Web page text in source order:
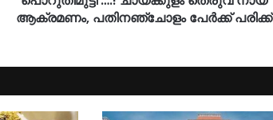
ആക്രമണം, പതിനഞ്ചോളം പേർക്ക് പരിക്ക്